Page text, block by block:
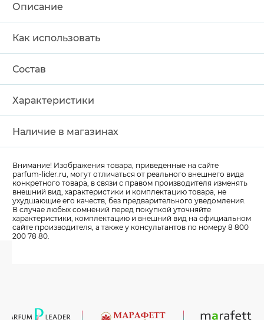
Описание
Как использовать
Состав
Характеристики
Наличие в магазинах
Внимание! Изображения товара, приведенные на сайте
parfum-lider.ru, могут отличаться от реального внешнего вида
конкретного товара, в связи с правом производителя изменять
внешний вид, характеристики и комплектацию товара, не
ухудшающие его качеств, без предварительного уведомления.
В случае любых сомнений перед покупкой уточняйте
характеристики, комплектацию и внешний вид на официальном
сайте производителя, а также у консультантов по номеру 8 800
200 78 80.